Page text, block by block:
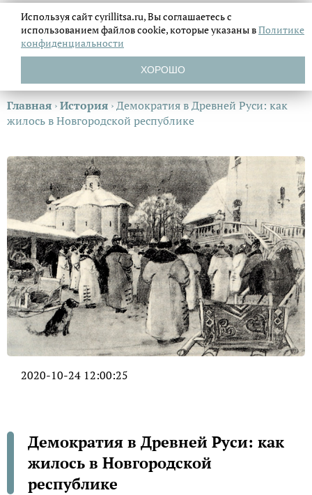
Главная ›История ›Демократия в Древней Руси: как
жилось в Новгородской республике
2020-10-24 12:00:25
Демократия в Древней Руси: как
жилось в Новгородской
республике
Используя сайт cyrillitsa.ru, Вы соглашаетесь с
использованием файловcookie, которые указаны вПолитике
конфиденциальности
ХОРОШО